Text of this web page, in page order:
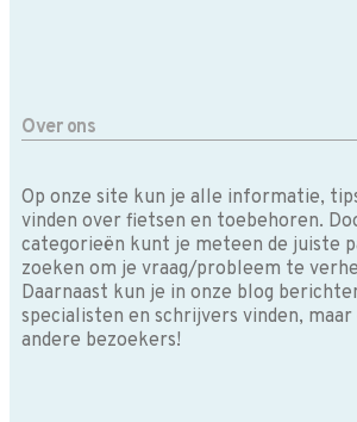
Over ons
Op onze site kun je alle informatie,
vinden over fietsen en toebehoren.
categorieën kunt je meteen de juiste
zoeken om je vraag/probleem te
Daarnaast kun je in onze blog
specialisten en schrijvers vinden, maar
andere bezoekers!